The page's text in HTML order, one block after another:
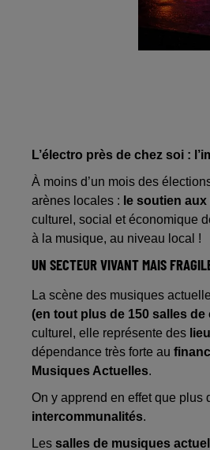
L’électro près de chez soi :
À moins d’un mois des
arènes locales : le soutien
culturel, social et économique
à la musique, au niveau local !
UN SECTEUR VIVANT MAIS
La scène des musiques
(en tout plus de 150 salles
culturel, elle représente des
dépendance très forte au
Musiques Actuelles.
On y apprend en effet que plus
intercommunalités.
Les salles de musiques